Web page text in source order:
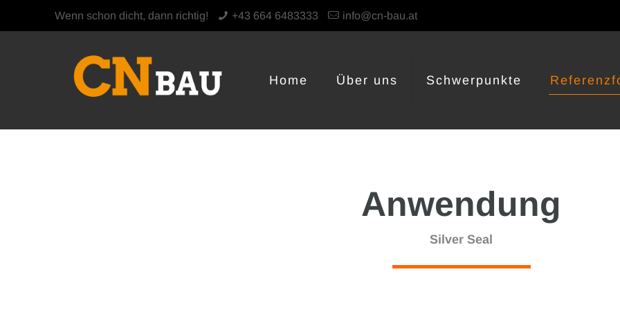
Wenn schon dicht, dann richtig! +43 664 6483333 info@cn-bau.at
Home Über uns Schwerpunkte
Anwendung
Silver Seal